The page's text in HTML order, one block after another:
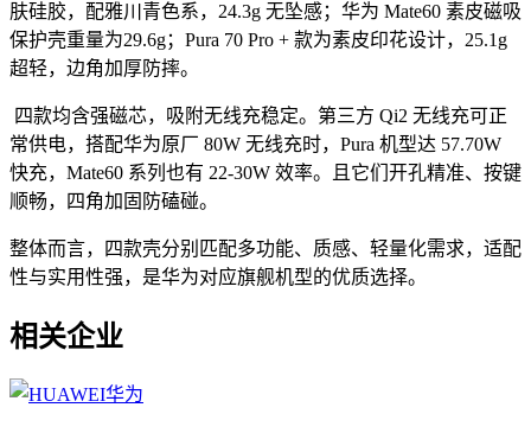
肤硅胶，配雅川青色系，24.3g 无坠感；华为 Mate60 素皮磁吸
保护壳重量为29.6g；Pura 70 Pro + 款为素皮印花设计，25.1g
超轻，边角加厚防摔。
四款均含强磁芯，吸附无线充稳定。第三方 Qi2 无线充可正
常供电，搭配华为原厂 80W 无线充时，Pura 机型达 57.70W
快充，Mate60 系列也有 22-30W 效率。且它们开孔精准、按键
顺畅，四角加固防磕碰。
整体而言，四款壳分别匹配多功能、质感、轻量化需求，适配
性与实用性强，是华为对应旗舰机型的优质选择。
相关企业